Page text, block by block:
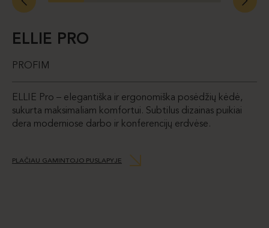
ELLIE PRO
PROFIM
ELLIE Pro – elegantiška ir ergonomiška posėdžių kėdė,
sukurta maksimaliam komfortui. Subtilus dizainas puikiai
dera moderniose darbo ir konferencijų erdvėse.
PLAČIAU GAMINTOJO PUSLAPYJE